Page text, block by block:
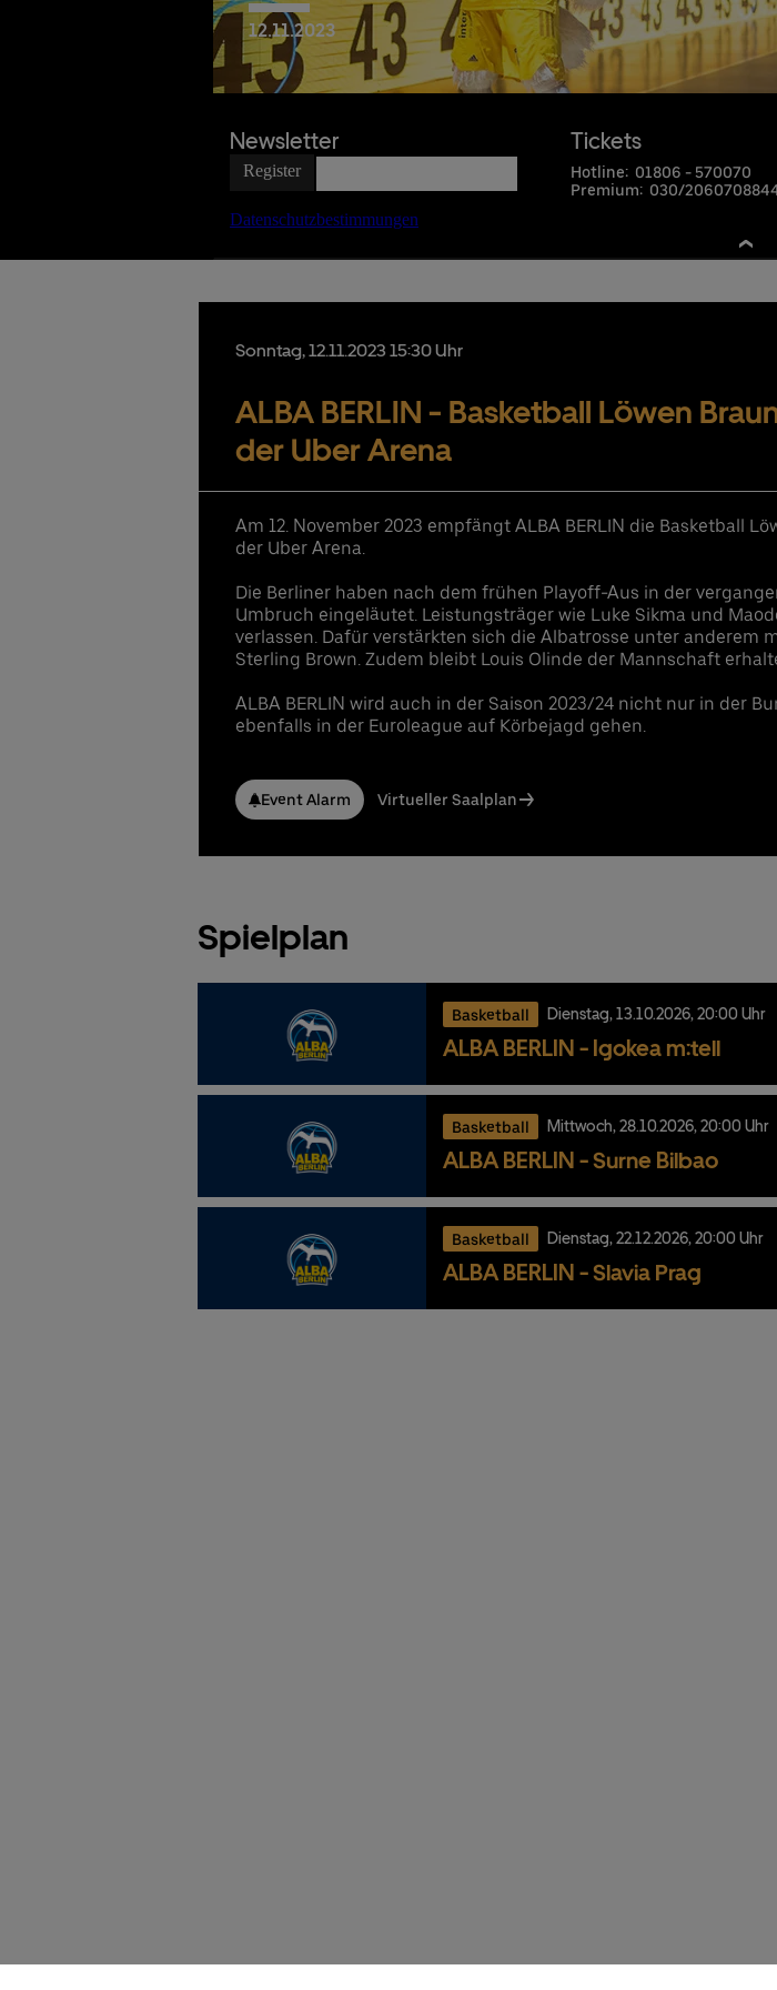
12.11.2023
Newsletter Tickets
Hotline: 01806 - 570070
Premium: 030/
Sonntag,12.11.2023 15:30 Uhr
ALBA BERLIN - Basketball Löwen
der Uber Arena
Am 12. November 2023 empfängt ALBA BERLIN die Basketball
der Uber Arena.
Die Berliner haben nach dem frühen Playoff-Aus in der
Umbruch eingeläutet. Leistungsträger wie Luke Sikma und
verlassen. Dafür verstärkten sich die Albatrosse unter anderem
Sterling Brown. Zudem bleibt Louis Olinde der Mannschaft
ALBA BERLIN wird auch in der Saison 2023/24 nicht nur in der
ebenfalls in der Euroleague auf Körbejagd gehen.
Event Alarm Virtueller Saalplan
Datenschutzbestimmungen
Spielplan
Basketball Dienstag,13.10.2026,20:00 Uhr
ALBA BERLIN - Igokea m:tell
Basketball Mittwoch,28.10.2026,20:00 Uhr
ALBA BERLIN - Surne Bilbao
Basketball Dienstag,22.12.2026,20:00 Uhr
ALBA BERLIN - Slavia Prag